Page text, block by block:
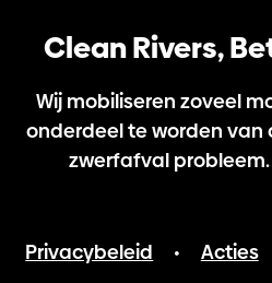
Clean Rivers,
Wij mobiliseren zoveel
onderdeel te worden van
zwerfafval probleem.
Privacybeleid • Acties